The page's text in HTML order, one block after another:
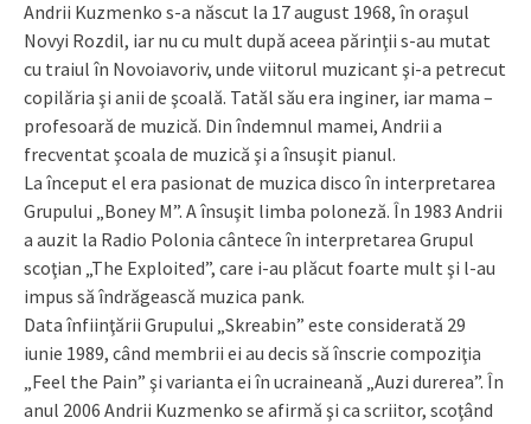
Andrii Kuzmenko s-a născut la 17 august 1968, în oraşul
Novyi Rozdil, iar nu cu mult după aceea părinţii s-au mutat
cu traiul în Novoiavoriv, unde viitorul muzicant şi-a petrecut
copilăria şi anii de şcoală. Tatăl său era inginer, iar mama –
profesoară de muzică. Din îndemnul mamei, Andrii a
frecventat şcoala de muzică şi a însuşit pianul.
La început el era pasionat de muzica disco în interpretarea
Grupului „Boney M”. A însuşit limba poloneză. În 1983 Andrii
a auzit la Radio Polonia cântece în interpretarea Grupul
scoţian „The Exploited”, care i-au plăcut foarte mult şi l-au
impus să îndrăgească muzica pank.
Data înfiinţării Grupului „Skreabin” este considerată 29
iunie 1989, când membrii ei au decis să înscrie compoziţia
„Feel the Pain” şi varianta ei în ucraineană „Auzi durerea”. În
anul 2006 Andrii Kuzmenko se afirmă şi ca scriitor, scoţând